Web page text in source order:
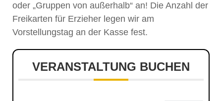
oder „Gruppen von außerhalb“ an! Die Anzahl der
Freikarten für Erzieher legen wir am
Vorstellungstag an der Kasse fest.
VERANSTALTUNG BUCHEN